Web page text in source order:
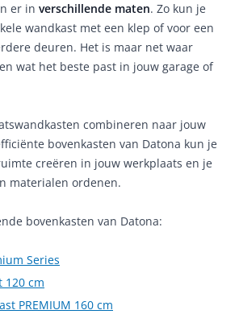
er in verschillende maten. Zo kun je
wandkast met een klep of voor een
deuren. Het is maar net waar
wat het beste past in jouw garage of
combineren naar jouw
bovenkasten van Datona kun je
creëren in jouw werkplaats en je
materialen ordenen.
bovenkasten van Datona:
Series
120 cm
PREMIUM 160 cm